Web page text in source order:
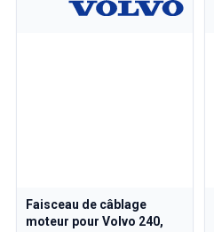
Faisceau de câblage
moteur pour Volvo 240,